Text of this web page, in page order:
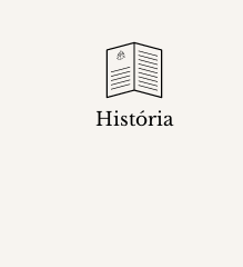
História